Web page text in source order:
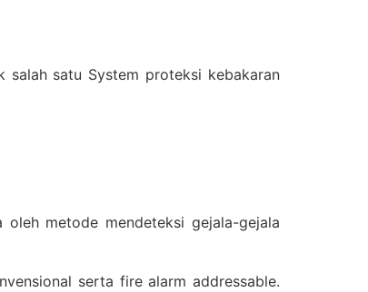
salah satu System proteksi kebakaran
metode mendeteksi gejala-gejala
serta fire alarm addressable.